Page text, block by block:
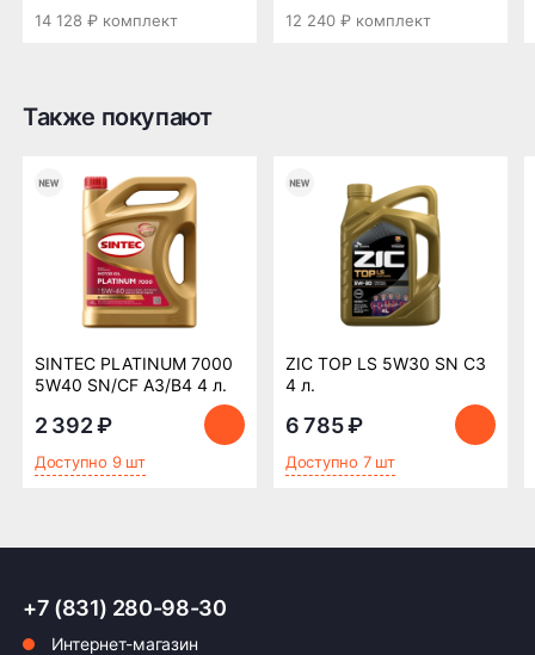
Оплата заказа
Возможна картой, наличными при получении,
также доступно оформление кредита и
формирование счёта для Юр.Лица
ПОДРОБНЕЕ ОБ ОПЛАТЕ
14 128 ₽ комплект 12 240 ₽ комплект
Также покупают
SINTEC PLATINUM 7000
5W40 SN/CF A3/B4 4 л.
2 392 ₽
Доступно 9 шт
ZIC TOP LS 5W30 SN C3
4 л.
6 785 ₽
Доступно 7 шт
+7 (831) 280-98-30
Интернет-магазин